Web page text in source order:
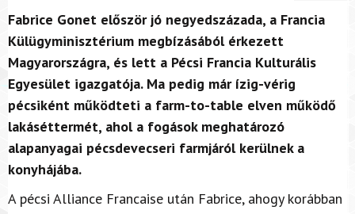
Fabrice Gonet először jó negyedszázada, a Francia
Külügyminisztérium megbízásából érkezett
Magyarországra, és lett a Pécsi Francia Kulturális
Egyesület igazgatója. Ma pedig már ízig-vérig
pécsiként működteti a farm-to-table elven működő
lakáséttermét, ahol a fogások meghatározó
alapanyagai pécsdevecseri farmjáról kerülnek a
konyhájába.
A pécsi Alliance Francaise után Fabrice, ahogy korábban